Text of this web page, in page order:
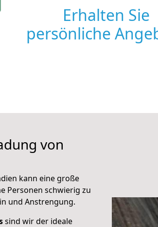
Erhalten Sie
persönliche
von
kann eine große
Personen schwierig zu
und Anstrengung.
sind wir der ideale